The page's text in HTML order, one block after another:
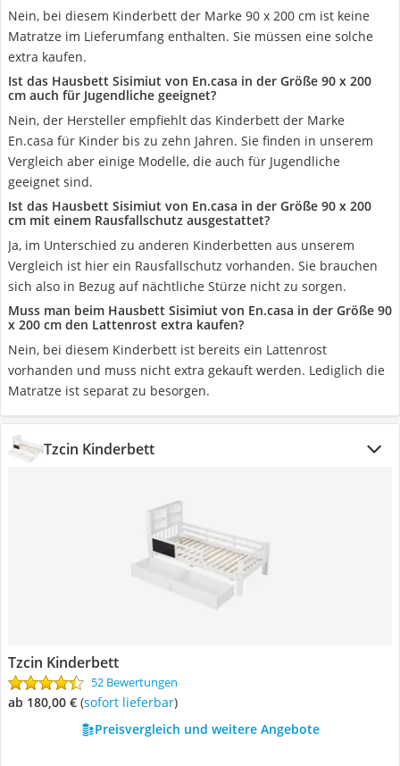
Nein, bei diesem Kinderbett der Marke 90 x 200 cm ist keine
Matratze im Lieferumfang enthalten. Sie müssen eine solche
extra kaufen.
Ist das Hausbett Sisimiut von En.casa in der Größe 90 x 200
cm auch für Jugendliche geeignet?
Nein, der Hersteller empfiehlt das Kinderbett der Marke
En.casa für Kinder bis zu zehn Jahren. Sie finden in unserem
Vergleich aber einige Modelle, die auch für Jugendliche
geeignet sind.
Ist das Hausbett Sisimiut von En.casa in der Größe 90 x 200
cm mit einem Rausfallschutz ausgestattet?
Ja, im Unterschied zu anderen Kinderbetten aus unserem
Vergleich ist hier ein Rausfallschutz vorhanden. Sie brauchen
sich also in Bezug auf nächtliche Stürze nicht zu sorgen.
Muss man beim Hausbett Sisimiut von En.casa in der Größe 90
x 200 cm den Lattenrost extra kaufen?
Nein, bei diesem Kinderbett ist bereits ein Lattenrost
vorhanden und muss nicht extra gekauft werden. Lediglich die
Matratze ist separat zu besorgen.
Tzcin Kinderbett
Tzcin Kinderbett
52 Bewertungen
ab 180,00 € ( Sofort lieferbar)
Preisvergleich und weitere Angebote